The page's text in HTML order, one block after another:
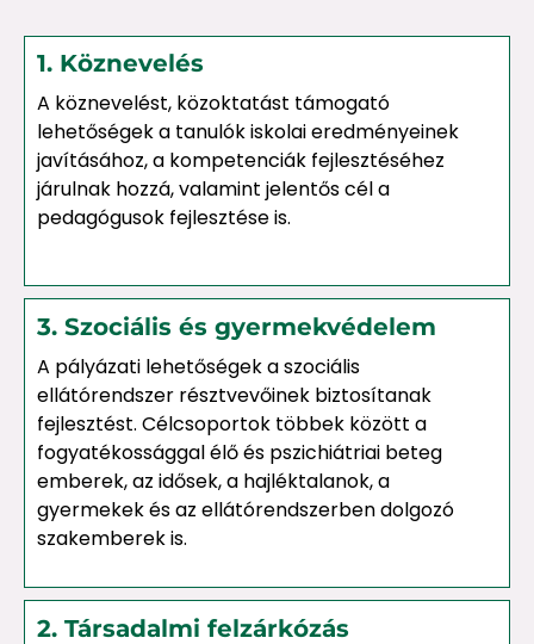
1. Köznevelés
A köznevelést, közoktatást támogató
lehetőségek a tanulók iskolai eredményeinek
javításához, a kompetenciák fejlesztéséhez
járulnak hozzá, valamint jelentős cél a
pedagógusok fejlesztése is.
3. Szociális és gyermekvédelem
A pályázati lehetőségek a szociális
ellátórendszer résztvevőinek biztosítanak
fejlesztést. Célcsoportok többek között a
fogyatékossággal élő és pszichiátriai beteg
emberek, az idősek, a hajléktalanok, a
gyermekek és az ellátórendszerben dolgozó
szakemberek is.
2. Társadalmi felzárkózás